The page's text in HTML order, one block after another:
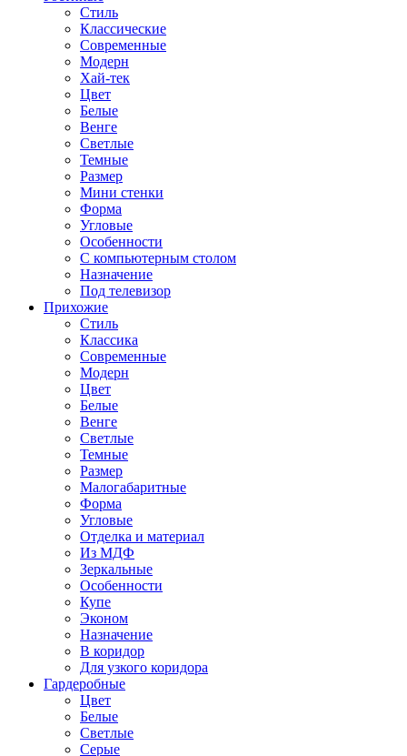
Стиль
Классические
Современные
Модерн
Хай-тек
Цвет
Белые
Венге
Светлые
Темные
Размер
Мини стенки
Форма
Угловые
Особенности
С компьютерным столом
Назначение
Под телевизор
Прихожие
Стиль
Классика
Современные
Модерн
Цвет
Белые
Венге
Светлые
Темные
Размер
Малогабаритные
Форма
Угловые
Отделка и материал
Из МДФ
Зеркальные
Особенности
Купе
Эконом
Назначение
В коридор
Для узкого коридора
Гардеробные
Цвет
Белые
Светлые
Серые